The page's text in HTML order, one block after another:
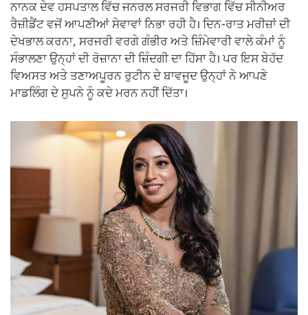
ਨਾਨਕ ਦੇਵ ਹਸਪਤਾਲ ਵਿੱਚ ਜਨਰਲ ਸਰਜਰੀ ਵਿਭਾਗ ਵਿੱਚ ਸੀਨੀਅਰ
ਰੈਜ਼ੀਡੈਂਟ ਵਜੋਂ ਆਪਣੀਆਂ ਸੇਵਾਵਾਂ ਨਿਭਾ ਰਹੀ ਹੈ। ਦਿਨ-ਰਾਤ ਮਰੀਜ਼ਾਂ ਦੀ
ਦੇਖਭਾਲ ਕਰਨਾ, ਸਰਜਰੀ ਵਰਗੇ ਗੰਭੀਰ ਅਤੇ ਜ਼ਿੰਮੇਵਾਰੀ ਵਾਲੇ ਕੰਮਾਂ ਨੂੰ
ਸੰਭਾਲਣਾ ਉਨ੍ਹਾਂ ਦੀ ਰੋਜ਼ਾਨਾ ਦੀ ਜ਼ਿੰਦਗੀ ਦਾ ਹਿੱਸਾ ਹੈ। ਪਰ ਇਸ ਬੇਹੱਦ
ਵਿਅਸਤ ਅਤੇ ਤਣਾਅਪੂਰਨ ਰੁਟੀਨ ਦੇ ਬਾਵਜੂਦ ਉਨ੍ਹਾਂ ਨੇ ਆਪਣੇ
ਮਾਡਲਿੰਗ ਦੇ ਸੁਪਨੇ ਨੂੰ ਕਦੇ ਮਰਨ ਨਹੀਂ ਦਿੱਤਾ।